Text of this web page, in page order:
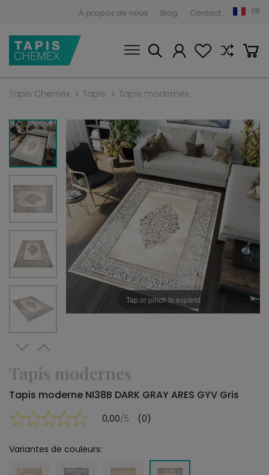
À propos de nous Blog Contact FR
Tapis Chemex Tapis Tapis modernes
Tap or pinch to expand
Tapis modernes
Tapis moderne NI38B DARK GRAY ARES GYV Gris
0,00/5 (0)
Variantes de couleurs: